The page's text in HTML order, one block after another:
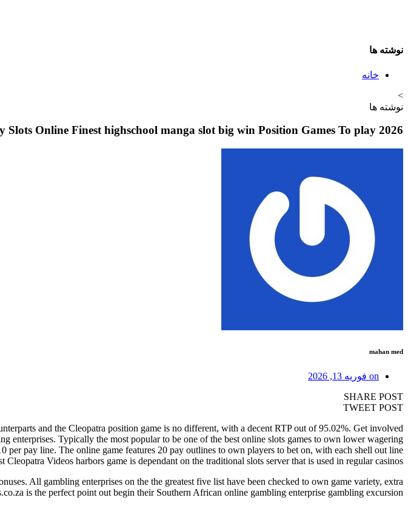
نوشته ها
خانه
>
نوشته ها
Slots Online Finest highschool manga slot big win Position Games To play 2026
mahan med
on فوریه 13, 2026
SHARE POST
TWEET POST
and the Cleopatra position game is no different, with a decent RTP out of 95.02%. Get involved
enterprises. Typically the most popular to be one of the best online slots games to own lower wagering
pay line. The online game features 20 pay outlines to own players to bet on, with each shell out line
Videos harbors game is dependant on the traditional slots server that is used in regular casinos.
All gambling enterprises on the the greatest five list have been checked to own game variety, extra
is the perfect point out begin their Southern African online gambling enterprise gambling excursion.